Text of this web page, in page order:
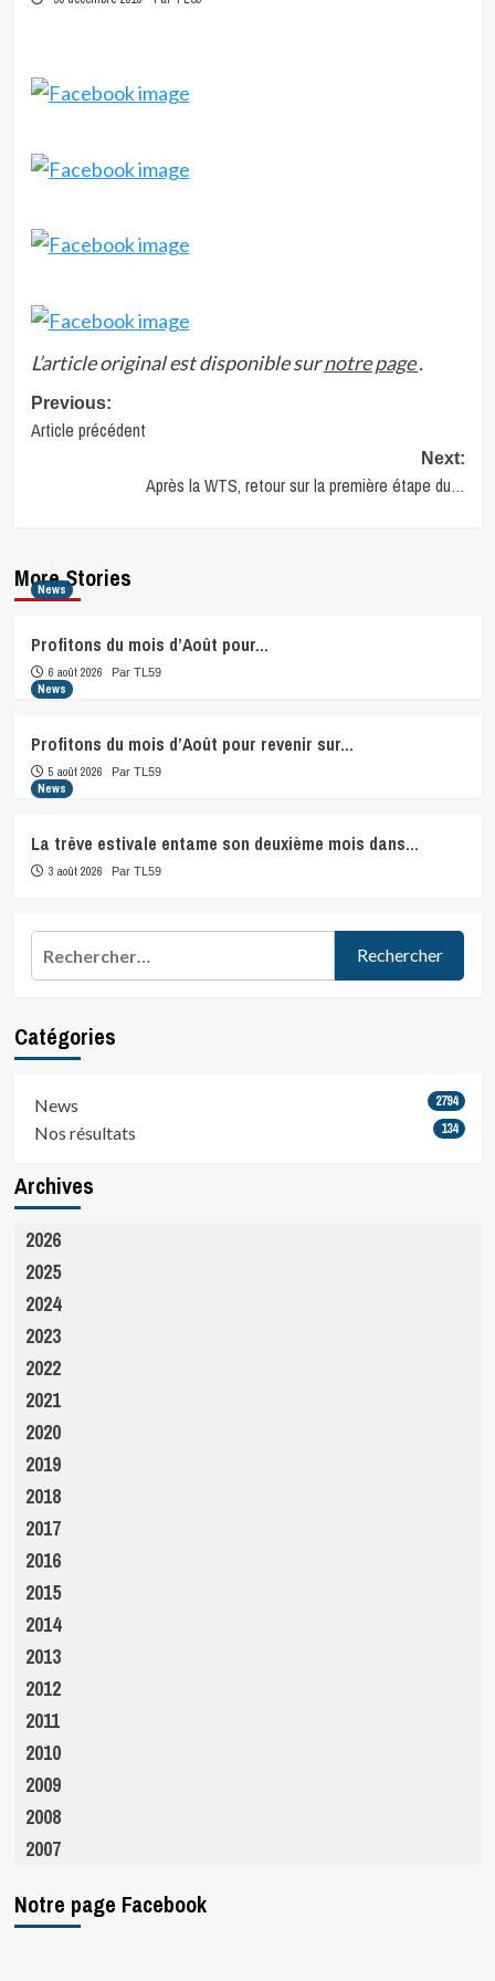
L’article original est disponible surnotre page.
Post
navigation
Previous:
Article précédent
Next:
Après la WTS, retour sur la première étape du…
More Stories
News
Profitons du mois d’Août pour…
6 août 2026 Par TL59
News
Profitons du mois d’Août pour revenir sur…
5 août 2026 Par TL59
News
La trêve estivale entame son deuxième mois dans…
3 août 2026 Par TL59
Catégories
News 2794
Nos résultats 134
Archives
2026
2025
2024
2023
2022
2021
2020
2019
2018
2017
2016
2015
2014
2013
2012
2011
2010
2009
2008
2007
Notre page Facebook